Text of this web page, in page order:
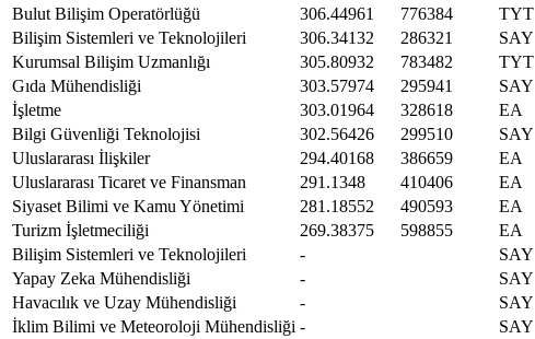
Bulut Bilişim Operatörlüğü
306.44961 776384 TYT
Bilişim Sistemleri ve Teknolojileri
306.34132 286321 SAY
Kurumsal Bilişim Uzmanlığı
305.80932 783482 TYT
Gıda Mühendisliği
303.57974 295941 SAY
İşletme
303.01964 328618 EA
Bilgi Güvenliği Teknolojisi
302.56426 299510 SAY
Uluslararası İlişkiler
294.40168 386659 EA
Uluslararası Ticaret ve Finansman
291.1348 410406 EA
Siyaset Bilimi ve Kamu Yönetimi
281.18552 490593 EA
Turizm İşletmeciliği
269.38375 598855 EA
Bilişim Sistemleri ve Teknolojileri
- SAY
Yapay Zeka Mühendisliği
- SAY
Havacılık ve Uzay Mühendisliği
- SAY
İklim Bilimi ve Meteoroloji Mühendisliği -
SAY